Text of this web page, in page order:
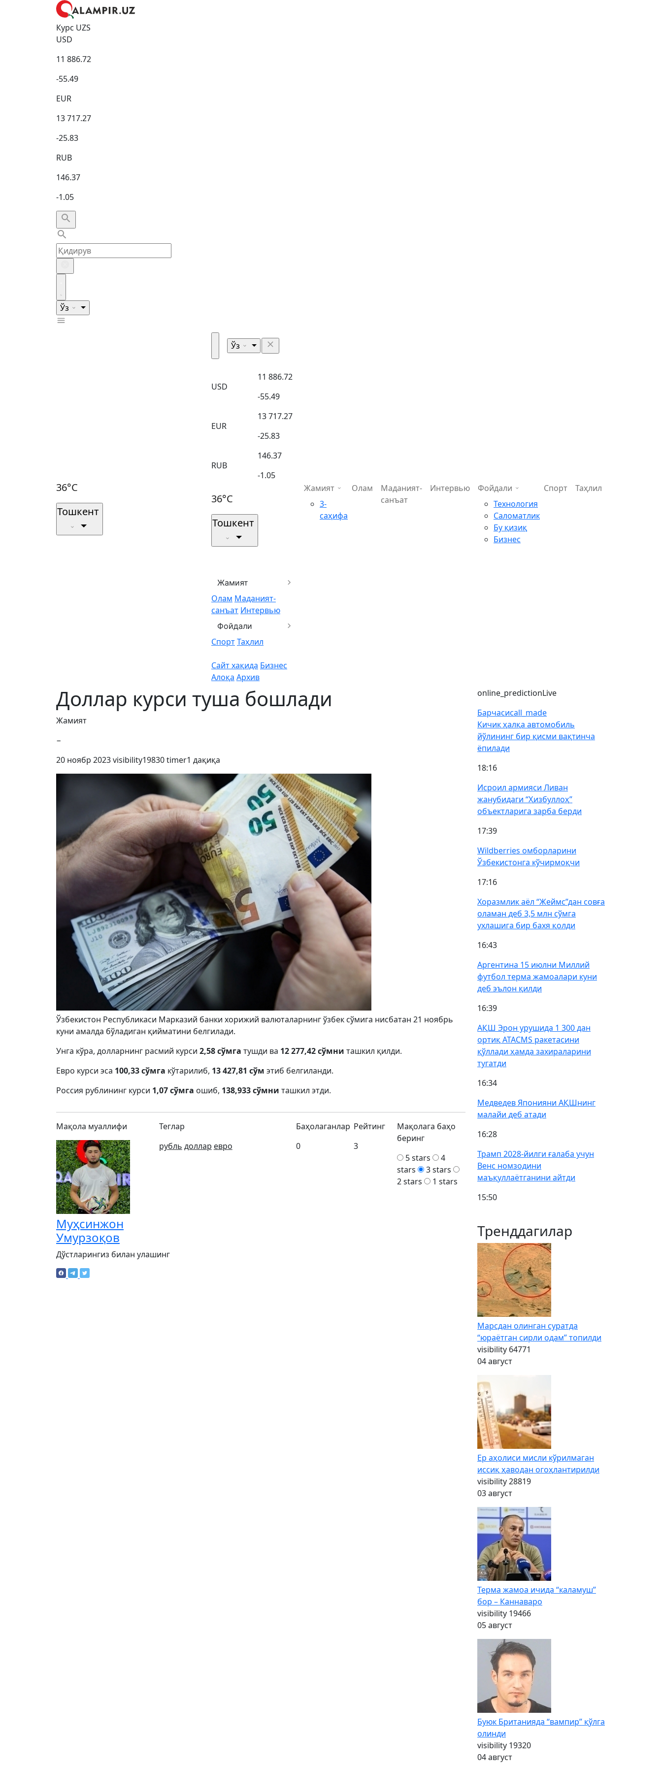
Курс UZS
USD
11 886.72
-55.49
EUR
13 717.27
-25.83
RUB
146.37
-1.05
Ўз
36°C
Тошкент
Ўз
USD
11 886.72
-55.49
EUR
13 717.27
-25.83
RUB
146.37
-1.05
36°C
Тошкент
Жамият
Олам Маданият-
санъат Интервью
Фойдали
СпортТаҳлил
Сайт хақида Бизнес
Алоқа Архив
Жамият
3-
саҳифа
Олам
Маданият-
санъат
Интервью
Фойдали
Технология
Саломатлик
Бу қизиқ
Бизнес
Спорт Таҳлил
Доллар курси туша бошлади
Жамият
−
20 ноябр 2023visibility19830timer1 дақиқа
Ўзбекистон Республикаси Марказий банки хорижий валюталарнинг ўзбек сўмига нисбатан 21 ноябрь
куни амалда бўладиган қийматини белгилади.
Унга кўра, долларнинг расмий курси 2,58 сўмга тушди ва 12 277,42 сўмни ташкил қилди.
Евро курси эса 100,33 сўмга кўтарилиб, 13 427,81 сўм этиб белгиланди.
Россия рублининг курси 1,07 сўмга ошиб, 138,933 сўмни ташкил этди.
Мақола муаллифи
Муҳсинжон
Умурзоқов
Теглар
рубль доллар евро
Баҳолаганлар
0
Рейтинг
3
Мақолага баҳо
беринг
5 stars
4
stars
3 stars
2 stars
1 stars
Дўстларингиз билан улашинг
online_predictionLive
Барчасиcall_made
Кичик ҳалқа автомобиль
йўлининг бир қисми вақтинча
ёпилади
18:16
Исроил армияси Ливан
жанубидаги “Ҳизбуллоҳ”
объектларига зарба берди
17:39
Wildberries омборларини
Ўзбекистонга кўчирмоқчи
17:16
Хоразмлик аёл “Жеймс”дан совға
оламан деб 3,5 млн сўмга
ухлашига бир бахя қолди
16:43
Аргентина 15 июлни Миллий
футбол терма жамоалари куни
деб эълон қилди
16:39
АҚШ Эрон урушида 1 300 дан
ортиқ ATACMS ракетасини
қўллади ҳамда захираларини
тугатди
16:34
Медведев Японияни АҚШнинг
малайи деб атади
16:28
Трамп 2028-йилги ғалаба учун
Венс номзодини
маъқуллаётганини айтди
15:50
Тренддагилар
Марсдан олинган суратда
“юраётган сирли одам” топилди
visibility 64771
04 август
Ер аҳолиси мисли кўрилмаган
иссиқ ҳаводан огоҳлантирилди
visibility28819
03 август
Терма жамоа ичида “каламуш”
бор – Каннаваро
visibility 19466
05 август
Буюк Британияда “вампир” қўлга
олинди
visibility 19320
04 август